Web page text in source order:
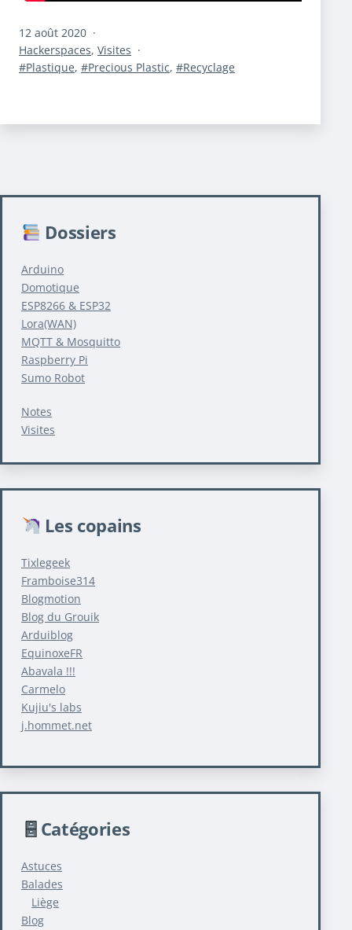
Publié
le
12 août 2020
Catégorisé
comme
Hackerspaces, Visites
Étiqueté
Plastique, Precious Plastic, Recyclage
Dossiers
Arduino
Domotique
ESP8266 & ESP32
Lora(WAN)
MQTT & Mosquitto
Raspberry Pi
Sumo Robot
Notes
Visites
Les copains
Tixlegeek
Framboise314
Blogmotion
Blog du Grouik
Arduiblog
EquinoxeFR
Abavala !!!
Carmelo
Kujiu's labs
j.hommet.net
Catégories
Astuces
Balades
Liège
Blog